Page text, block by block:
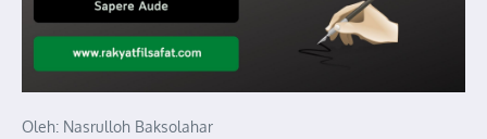
Oleh: Nasrulloh Baksolahar